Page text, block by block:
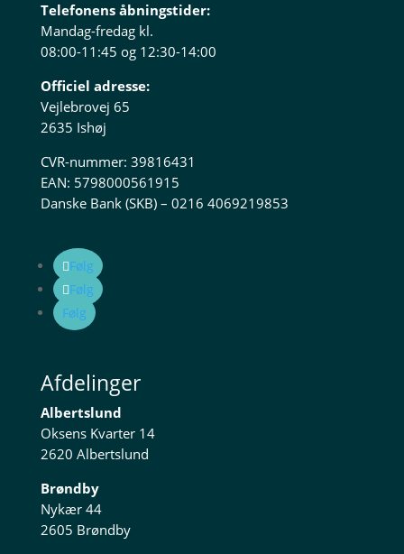
Telefonens åbningstider:
Mandag-fredag kl.
08:00-11:45 og 12:30-14:00
Officiel adresse:
Vejlebrovej 65
2635 Ishøj
CVR-nummer: 39816431
EAN: 5798000561915
Danske Bank (SKB) – 0216 4069219853
Følg
Følg
Følg
Afdelinger
Albertslund
Oksens Kvarter 14
2620 Albertslund
Brøndby
Nykær 44
2605 Brøndby